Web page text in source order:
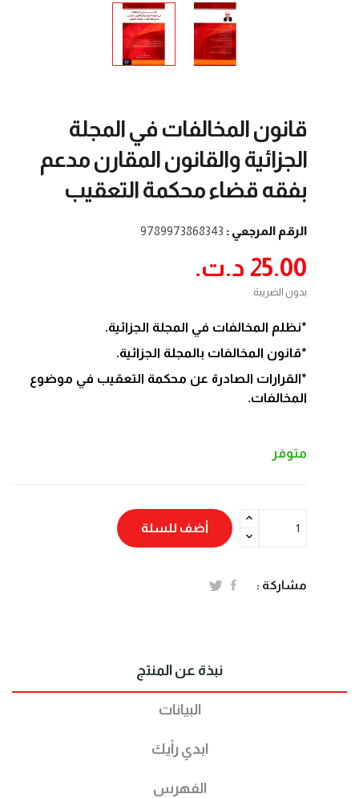
قانون المخالفات في المجلة
الجزائية والقانون المقارن مدعم
بفقه قضاء محكمة التعقيب
الرقم المرجعي : 9789973868343
25.00 د.ت.‏
بدون الضريبة
*نظلم المخالفات في المجلة الجزائية.
*قانون المخالفات بالمجلة الجزائية.
*القرارات الصادرة عن محكمة التعقيب في موضوع
المخالفات.
متوفر
أضف للسلة
مشاركة :
نبذة عن المنتج
البيانات
ابدي رأيك
الفهرس